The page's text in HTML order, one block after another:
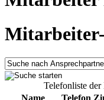
Telefonliste